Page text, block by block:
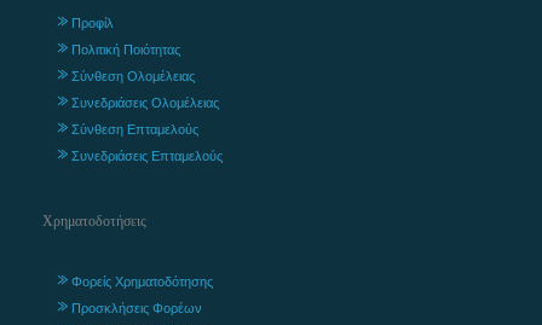
Προφίλ
Πολιτική Ποιότητας
Σύνθεση Ολομέλειας
Συνεδριάσεις Ολομέλειας
Σύνθεση Επταμελούς
Συνεδριάσεις Επταμελούς
Χρηματοδοτήσεις
Φορείς Χρηματοδότησης
Προσκλήσεις Φορέων